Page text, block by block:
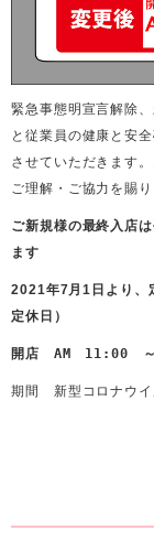
緊急事態明宣言解除
と従業員の健康と安
させていただきます
ご理解・ご協力を賜
ご新規様の最終入店
ます
2021年7月1日より、
定休日）
開店 AM 11:00
期間 新型コロナウイ